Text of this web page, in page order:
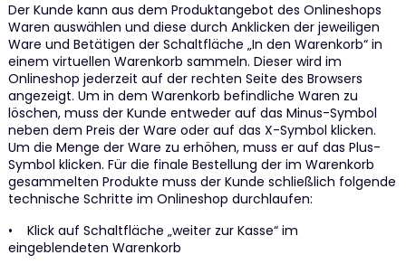
Der Kunde kann aus dem Produktangebot des Onlineshops
Waren auswählen und diese durch Anklicken der jeweiligen
Ware und Betätigen der Schaltfläche „In den Warenkorb“ in
einem virtuellen Warenkorb sammeln. Dieser wird im
Onlineshop jederzeit auf der rechten Seite des Browsers
angezeigt. Um in dem Warenkorb befindliche Waren zu
löschen, muss der Kunde entweder auf das Minus-Symbol
neben dem Preis der Ware oder auf das X-Symbol klicken.
Um die Menge der Ware zu erhöhen, muss er auf das Plus-
Symbol klicken. Für die finale Bestellung der im Warenkorb
gesammelten Produkte muss der Kunde schließlich folgende
technische Schritte im Onlineshop durchlaufen:
• Klick auf Schaltfläche „weiter zur Kasse“ im
eingeblendeten Warenkorb